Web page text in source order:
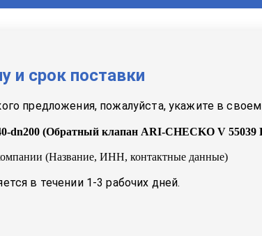
и срок поставки
предложения, пожалуйста, укажите в своем
dn200 (Обратный клапан ARI-CHECKO V
(Название, ИНН, контактные данные)
в течении 1-3 рабочих дней.